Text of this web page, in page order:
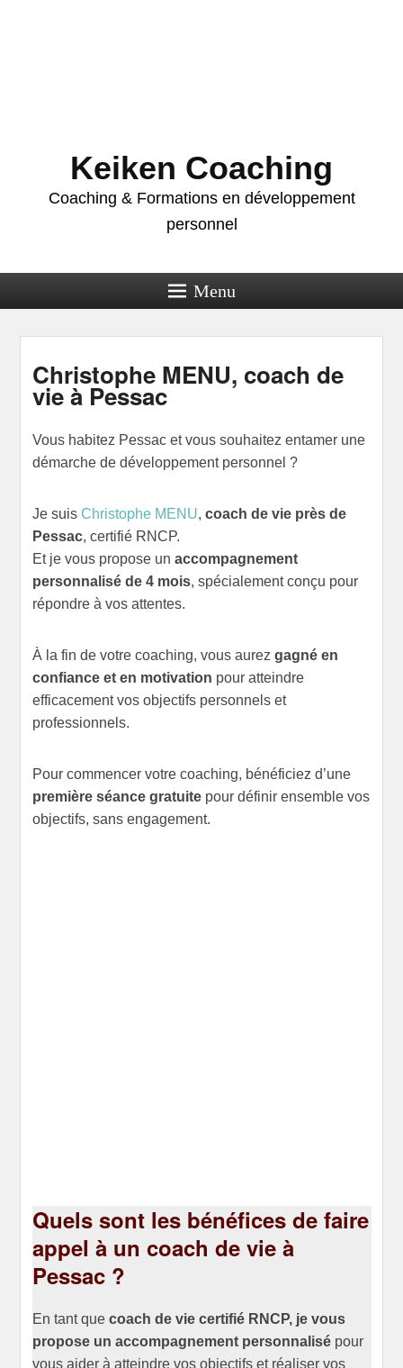
Keiken Coaching
Coaching & Formations en développement
personnel
Menu
Christophe MENU, coach de
vie à Pessac
Vous habitez Pessac et vous souhaitez entamer une
démarche de développement personnel ?
Je suis Christophe MENU, coach de vie près de
Pessac, certifié RNCP.
Et je vous propose un accompagnement
personnalisé de 4 mois, spécialement conçu pour
répondre à vos attentes.
À la fin de votre coaching, vous aurez gagné en
confiance et en motivation pour atteindre
efficacement vos objectifs personnels et
professionnels.
Pour commencer votre coaching, bénéficiez d’une
première séance gratuite pour définir ensemble vos
objectifs, sans engagement.
Quels sont les bénéfices de faire
appel à un coach de vie à
Pessac ?
En tant que coach de vie certifié RNCP, je vous
propose un accompagnement personnalisé pour
vous aider à atteindre vos objectifs et réaliser vos